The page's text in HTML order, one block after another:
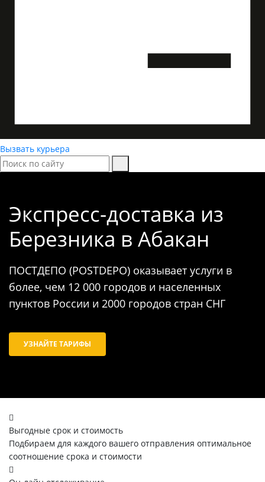
Вызвать курьера
Экспресс-доставка из
Березника в Абакан
ПОСТДЕПО (POSTDEPO) оказывает услуги в
более, чем 12 000 городов и населенных
пунктов России и 2000 городов стран СНГ
УЗНАЙТЕ ТАРИФЫ
Выгодные срок и стоимость
Подбираем для каждого вашего отправления оптимальное
соотношение срока и стоимости